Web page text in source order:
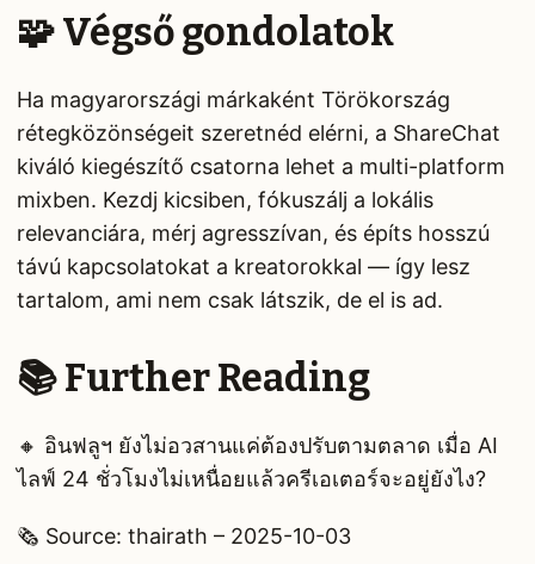
🧩 Végső gondolatok
Ha magyarországi márkaként Törökország
rétegközönségeit szeretnéd elérni, a ShareChat
kiváló kiegészítő csatorna lehet a multi-platform
mixben. Kezdj kicsiben, fókuszálj a lokális
relevanciára, mérj agresszívan, és építs hosszú
távú kapcsolatokat a kreatorokkal — így lesz
tartalom, ami nem csak látszik, de el is ad.
📚 Further Reading
🔸 อินฟลูฯ ยังไม่อวสานแค่ต้องปรับตามตลาด เมื่อ AI
ไลฟ์ 24 ชั่วโมงไม่เหนื่อยแล้วครีเอเตอร์จะอยู่ยังไง?
🗞️ Source: thairath – 2025-10-03